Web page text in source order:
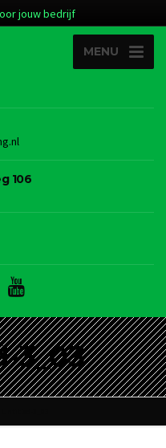
jouw bedrijf
MENU
106
3_03